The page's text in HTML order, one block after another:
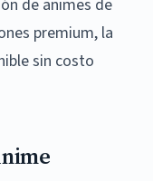
de animes de
premium, la
sin costo